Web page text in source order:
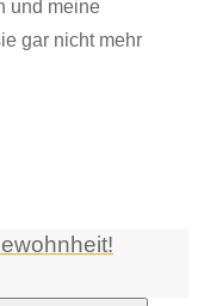
und meine
gar nicht mehr